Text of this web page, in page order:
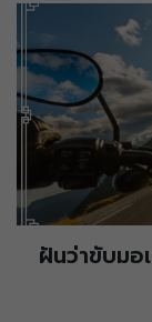
ฝันว่าขับมอ